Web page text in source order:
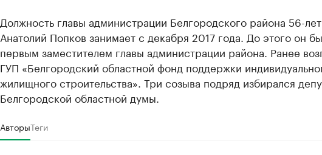
Должность главы администрации Белгородского района 56-
Анатолий Попков занимает с декабря 2017 года. До этого он
первым заместителем главы администрации района. Ранее
ГУП «Белгородский областной фонд поддержки
жилищного строительства». Три созыва подряд избирался
Белгородской областной думы.
АвторыТеги